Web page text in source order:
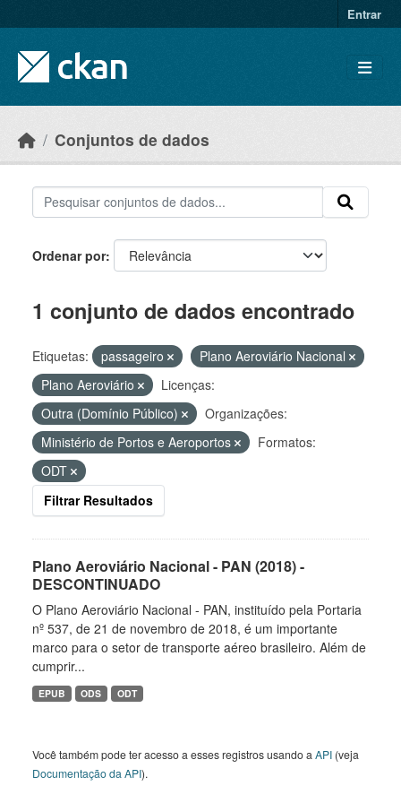
Entrar
Conjuntos de dados
Ordenar por
1 conjunto de dados encontrado
Etiquetas: passageiro
Plano Aeroviário Nacional
Plano Aeroviário
Licenças:
Outra (Domínio Público)
Organizações:
Ministério de Portos e Aeroportos
Formatos:
ODT
Filtrar Resultados
Plano Aeroviário Nacional - PAN (2018) -
DESCONTINUADO
O Plano Aeroviário Nacional - PAN, instituído pela Portaria
nº 537, de 21 de novembro de 2018, é um importante
marco para o setor de transporte aéreo brasileiro. Além de
cumprir...
EPUB ODS ODT
Você também pode ter acesso a esses registros usando a API (veja
Documentação da API).